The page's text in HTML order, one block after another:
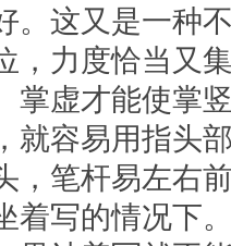
。这又是一种
，力度恰当又
掌虚才能使掌
就容易用指头
，笔杆易左右
着写的情况下